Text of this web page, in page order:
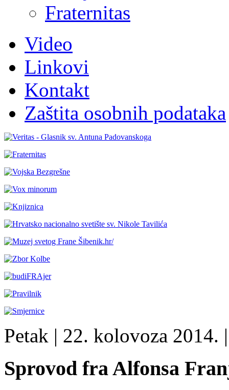
Fraternitas
Video
Linkovi
Kontakt
Zaštita osobnih podataka
Petak | 22. kolovoza 2014. |
Sprovod fra Alfonsa